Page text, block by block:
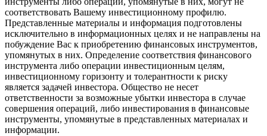
соответствовать Вашему инвестиционному профилю.
Представленные материалы и информация подготовлены
исключительно в информационных целях и не направлены на
побуждение Вас к приобретению финансовых инструментов,
упомянутых в них. Определение соответствия финансового
инструмента либо операции инвестиционным целям,
инвестиционному горизонту и толерантности к риску
является задачей инвестора. Общество не несет
ответственности за возможные убытки инвестора в случае
совершения операций, либо инвестирования в финансовые
инструменты, упомянутые в представленных материалах и
информации.